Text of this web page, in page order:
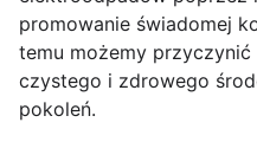
promowanie świadomej
temu możemy przyczynić
czystego i zdrowego
pokoleń.